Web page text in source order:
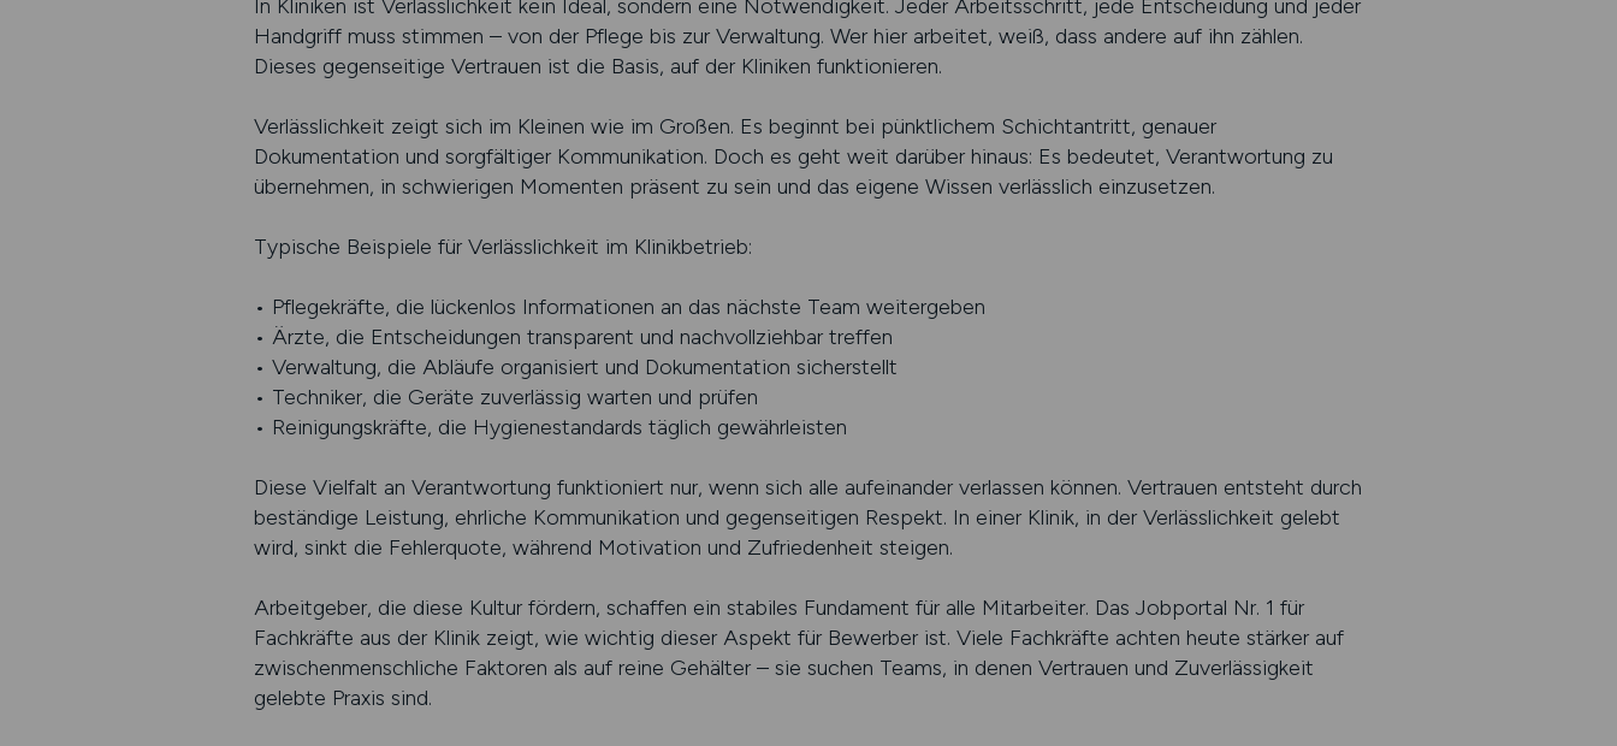
In Kliniken ist Verlässlichkeit kein Ideal, sondern eine Notwendigkeit. Jeder Arbeitsschritt, jede Entscheidung und jeder
Handgriff muss stimmen – von der Pflege bis zur Verwaltung. Wer hier arbeitet, weiß, dass andere auf ihn zählen.
Dieses gegenseitige Vertrauen ist die Basis, auf der Kliniken funktionieren.
Verlässlichkeit zeigt sich im Kleinen wie im Großen. Es beginnt bei pünktlichem Schichtantritt, genauer
Dokumentation und sorgfältiger Kommunikation. Doch es geht weit darüber hinaus: Es bedeutet, Verantwortung zu
übernehmen, in schwierigen Momenten präsent zu sein und das eigene Wissen verlässlich einzusetzen.
Typische Beispiele für Verlässlichkeit im Klinikbetrieb:
• Pflegekräfte, die lückenlos Informationen an das nächste Team weitergeben
• Ärzte, die Entscheidungen transparent und nachvollziehbar treffen
• Verwaltung, die Abläufe organisiert und Dokumentation sicherstellt
• Techniker, die Geräte zuverlässig warten und prüfen
• Reinigungskräfte, die Hygienestandards täglich gewährleisten
Diese Vielfalt an Verantwortung funktioniert nur, wenn sich alle aufeinander verlassen können. Vertrauen entsteht durch
beständige Leistung, ehrliche Kommunikation und gegenseitigen Respekt. In einer Klinik, in der Verlässlichkeit gelebt
wird, sinkt die Fehlerquote, während Motivation und Zufriedenheit steigen.
Arbeitgeber, die diese Kultur fördern, schaffen ein stabiles Fundament für alle Mitarbeiter. Das Jobportal Nr. 1 für
Fachkräfte aus der Klinik zeigt, wie wichtig dieser Aspekt für Bewerber ist. Viele Fachkräfte achten heute stärker auf
zwischenmenschliche Faktoren als auf reine Gehälter – sie suchen Teams, in denen Vertrauen und Zuverlässigkeit
gelebte Praxis sind.